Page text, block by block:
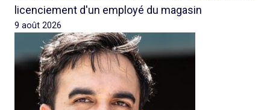
licenciement d'un employé du magasin
9 août 2026